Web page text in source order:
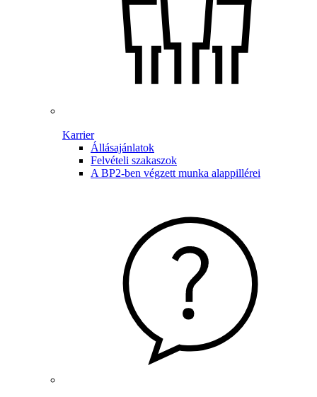
Karrier
Állásajánlatok
Felvételi szakaszok
A BP2-ben végzett munka alappillérei